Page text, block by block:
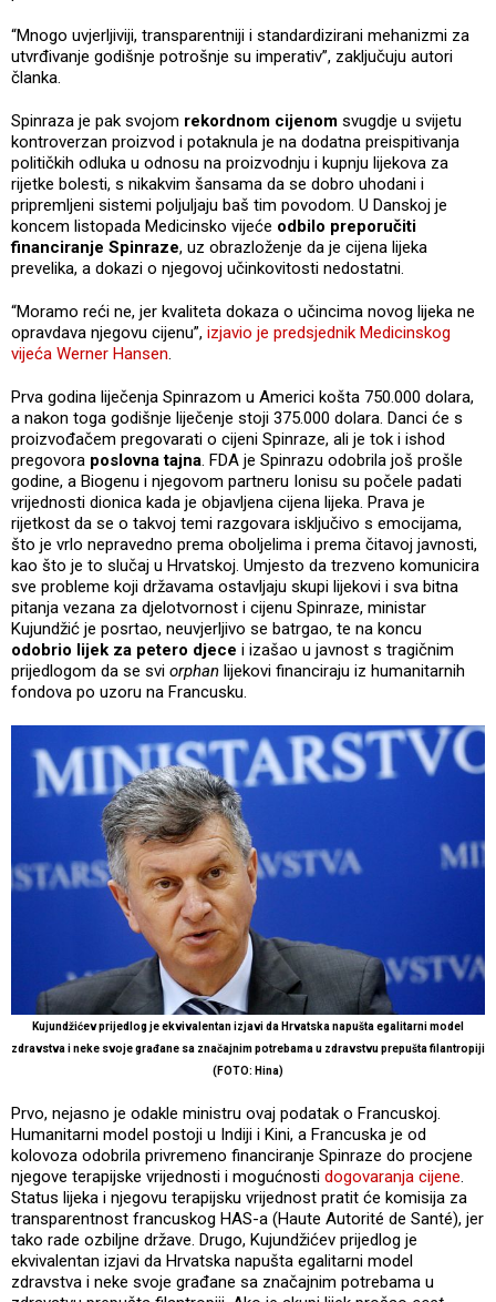
“Mnogo uvjerljiviji, transparentniji i standardizirani mehanizmi za
utvrđivanje godišnje potrošnje su imperativ”, zaključuju autori
članka.
Spinraza je pak svojom rekordnom cijenom svugdje u svijetu
kontroverzan proizvod i potaknula je na dodatna preispitivanja
političkih odluka u odnosu na proizvodnju i kupnju lijekova za
rijetke bolesti, s nikakvim šansama da se dobro uhodani i
pripremljeni sistemi poljuljaju baš tim povodom. U Danskoj je
koncem listopada Medicinsko vijeće odbilo preporučiti
financiranje Spinraze, uz obrazloženje da je cijena lijeka
prevelika, a dokazi o njegovoj učinkovitosti nedostatni.
“Moramo reći ne, jer kvaliteta dokaza o učincima novog lijeka ne
opravdava njegovu cijenu”, izjavio je predsjednik Medicinskog
vijeća Werner Hansen.
Prva godina liječenja Spinrazom u Americi košta 750.000 dolara,
a nakon toga godišnje liječenje stoji 375.000 dolara. Danci će s
proizvođačem pregovarati o cijeni Spinraze, ali je tok i ishod
pregovora poslovna tajna. FDA je Spinrazu odobrila još prošle
godine, a Biogenu i njegovom partneru Ionisu su počele padati
vrijednosti dionica kada je objavljena cijena lijeka. Prava je
rijetkost da se o takvoj temi razgovara isključivo s emocijama,
što je vrlo nepravedno prema oboljelima i prema čitavoj javnosti,
kao što je to slučaj u Hrvatskoj. Umjesto da trezveno komunicira
sve probleme koji državama ostavljaju skupi lijekovi i sva bitna
pitanja vezana za djelotvornost i cijenu Spinraze, ministar
Kujundžić je posrtao, neuvjerljivo se batrgao, te na koncu
odobrio lijek za petero djece i izašao u javnost s tragičnim
prijedlogom da se svi orphan lijekovi financiraju iz humanitarnih
fondova po uzoru na Francusku.
Kujundžićev prijedlog je ekvivalentan izjavi da Hrvatska napušta egalitarni model
zdravstva i neke svoje građane sa značajnim potrebama u zdravstvu prepušta filantropiji
(FOTO: Hina)
Prvo, nejasno je odakle ministru ovaj podatak o Francuskoj.
Humanitarni model postoji u Indiji i Kini, a Francuska je od
kolovoza odobrila privremeno financiranje Spinraze do procjene
njegove terapijske vrijednosti i mogućnosti dogovaranja cijene.
Status lijeka i njegovu terapijsku vrijednost pratit će komisija za
transparentnost francuskog HAS-a (Haute Autorité de Santé), jer
tako rade ozbiljne države. Drugo, Kujundžićev prijedlog je
ekvivalentan izjavi da Hrvatska napušta egalitarni model
zdravstva i neke svoje građane sa značajnim potrebama u